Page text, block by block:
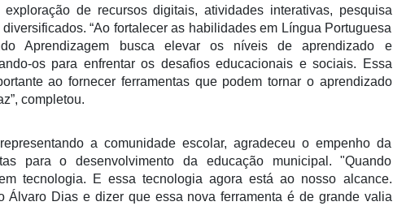
de recursos digitais, atividades interativas, pesquisa
“Ao fortalecer as habilidades em Língua Portuguesa
Aprendizagem busca elevar os níveis de aprendizado e
os para enfrentar os desafios educacionais e sociais. Essa
ao fornecer ferramentas que podem tornar o aprendizado
completou.
a comunidade escolar, agradeceu o empenho da
para o desenvolvimento da educação municipal. "Quando
tecnologia. E essa tecnologia agora está ao nosso alcance.
Álvaro Dias e dizer que essa nova ferramenta é de grande valia